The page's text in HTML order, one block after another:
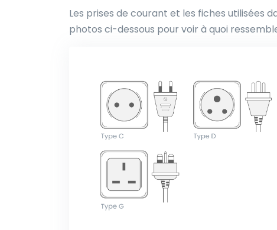
Les prises de courant et les fiches utilisées
photos ci-dessous pour voir à quoi